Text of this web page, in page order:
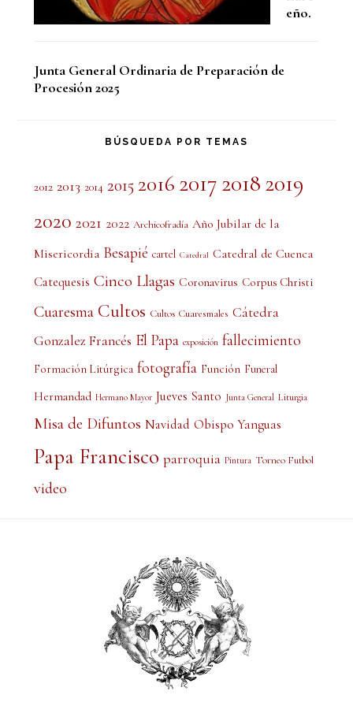
eño.
Junta General Ordinaria de Preparación de
Procesión 2025
BÚSQUEDA POR TEMAS
2012 2013 2014 2015 2016 2017 2018 2019
2020 2021 2022 Archicofradía Año Jubilar de la
Misericordia Besapié cartel Catedral Catedral de Cuenca
Catequesis Cinco Llagas Coronavirus Corpus Christi
Cuaresma Cultos Cultos Cuaresmales Cátedra
Gonzalez Francés El Papa exposición fallecimiento
Formación Litúrgica fotografía Función Funeral
Hermandad Hermano Mayor Jueves Santo Junta General Liturgia
Misa de Difuntos Navidad Obispo Yanguas
Papa Francisco parroquia Pintura Torneo Futbol
video